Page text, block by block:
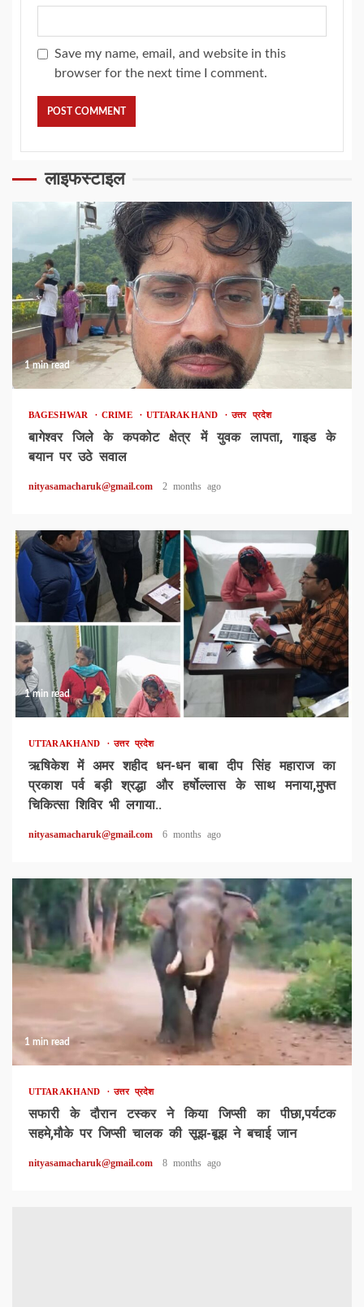
Save my name, email, and website in this
browser for the next time I comment.
लाइफस्टाइल
1 min read
BAGESHWAR CRIME UTTARAKHAND उत्तर प्रदेश
बागेश्वर जिले के कपकोट क्षेत्र में युवक लापता, गाइड के
बयान पर उठे सवाल
nityasamacharuk@gmail.com 2 months ago
1 min read
UTTARAKHAND उत्तर प्रदेश
ऋषिकेश में अमर शहीद धन-धन बाबा दीप सिंह महाराज का
प्रकाश पर्व बड़ी श्रद्धा और हर्षोल्लास के साथ मनाया,मुफ्त
चिकित्सा शिविर भी लगाया..
nityasamacharuk@gmail.com 6 months ago
1 min read
UTTARAKHAND उत्तर प्रदेश
सफारी के दौरान टस्कर ने किया जिप्सी का पीछा,पर्यटक
सहमे,मौके पर जिप्सी चालक की सूझ-बूझ ने बचाई जान
nityasamacharuk@gmail.com 8 months ago